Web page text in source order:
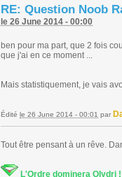
RE: Question Noob
le 26 June 2014 - 00:00
ben pour ma part, que 2 fois
que j'ai en ce moment ...
Mais statistiquement, je vais
Édité le 26 June 2014 - 00:01 par
Tout être pensant à un rêve.
L'Ordre dominera Olydri